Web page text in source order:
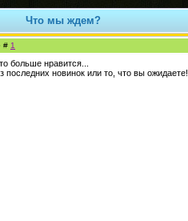
Что мы ждем?
# 1
больше нравится...
новинок или то, что вы ожидаете!